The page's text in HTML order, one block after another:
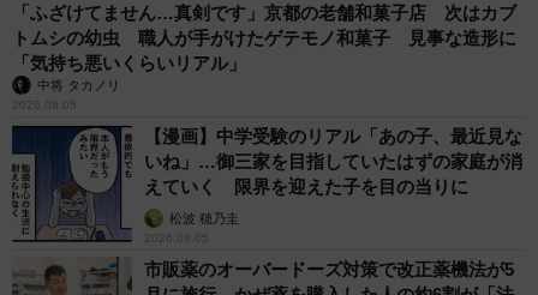
「ふざけてません…真剣です」京都の老舗和菓子店 次はカブ
トムシの幼虫 職人が手がけたゲテモノ和菓子 見事な造形に
「気持ち悪いくらいリアル」
中将 タカノリ
2026.08.05
【漫画】中学受験のリアル「あの子、最近見な
いね」…御三家を目指していたはずの家庭が消
えていく 限界を迎えた子を目の当りに
松波 穂乃圭
2026.08.05
市販薬のオーバードーズ対策で改正薬機法が5